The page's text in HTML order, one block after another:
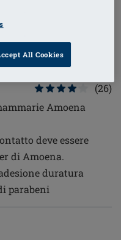
(26)
Amoena
deve essere
di Amoena.
duratura
parabeni
All Cookies